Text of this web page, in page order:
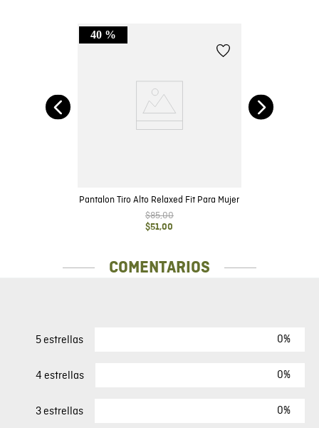
40 %
Pantalon Tiro Alto Relaxed Fit Para Mujer
$85,00
$51,00
COMENTARIOS
5 estrellas 0%
4 estrellas 0%
3 estrellas 0%